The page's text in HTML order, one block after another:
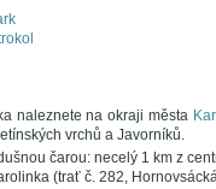
naleznete na okraji města
vrchů a Javorníků.
čarou: necelý 1 km z
(trať č. 282,